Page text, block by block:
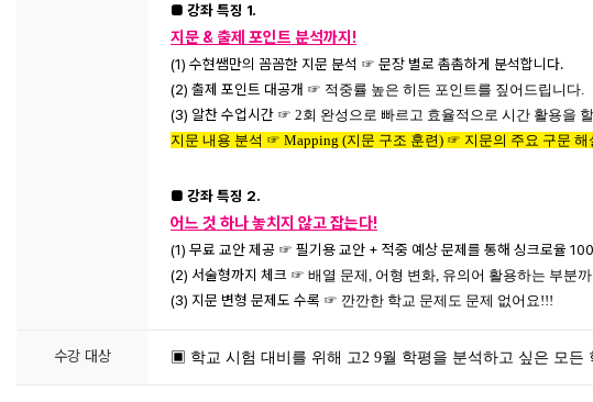
■ 강좌 특징 1.
지문 & 출제 포인트 분석까지!
(1) 수현쌤만의 꼼꼼한 지문 분석 ☞ 문장 별로 촘촘하게 분석합니다.
(2) 출제 포인트 대공개 ☞ 적중률 높은 히든 포인트를 짚어드립니다.
(3) 알찬 수업시간 ☞ 2회 완성으로 빠르고 효율적으로 시간 활용을
지문 내용 분석 ☞ Mapping (지문 구조 훈련) ☞ 지문의 주요 구문 해
■ 강좌 특징 2.
어느 것 하나 놓치지 않고 잡는다!
(1) 무료 교안 제공 ☞ 필기용 교안 + 적중 예상 문제를 통해 싱크로율
(2) 서술형까지 체크 ☞ 배열 문제, 어형 변화, 유의어 활용하는 부분
(3) 지문 변형 문제도 수록 ☞ 깐깐한 학교 문제도 문제 없어요!!!
수강 대상 ▣ 학교 시험 대비를 위해 고2 9월 학평을 분석하고 싶은 모든